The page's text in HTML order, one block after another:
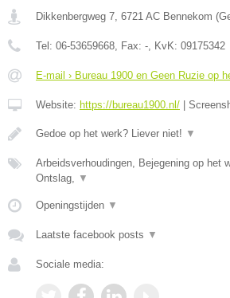
Dikkenbergweg 7 6721 AC Bennekom (
Tel: 06-53659668 , Fax: - , KvK: 09175342
E-mail › Bureau 1900 en Geen Ruzie op
Website: https://bureau1900.nl/
Gedoe op het werk? Liever niet! ▼
Arbeidsverhoudingen, Bejegening op het
Ontslag,
▼
Openingstijden ▼
Laatste facebook posts ▼
Sociale media: